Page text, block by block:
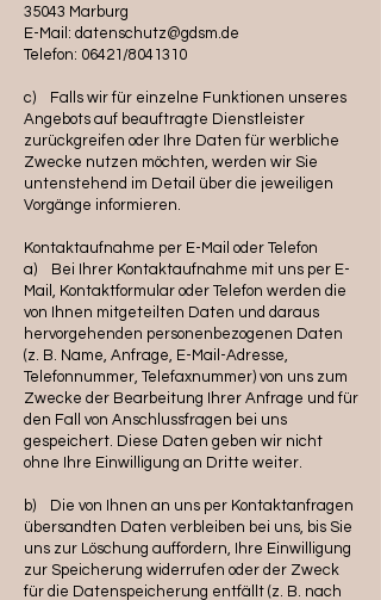
35043 Marburg
E-Mail: datenschutz@gdsm.de
Telefon: 06421/8041310
c) Falls wir für einzelne Funktionen unseres
Angebots auf beauftragte Dienstleister
zurückgreifen oder Ihre Daten für werbliche
Zwecke nutzen möchten, werden wir Sie
untenstehend im Detail über die jeweiligen
Vorgänge informieren.
Kontaktaufnahme per E-Mail oder Telefon
a) Bei Ihrer Kontaktaufnahme mit uns per E-
Mail, Kontaktformular oder Telefon werden die
von Ihnen mitgeteilten Daten und daraus
hervorgehenden personenbezogenen Daten
(z. B. Name, Anfrage, E-Mail-Adresse,
Telefonnummer, Telefaxnummer) von uns zum
Zwecke der Bearbeitung Ihrer Anfrage und für
den Fall von Anschlussfragen bei uns
gespeichert. Diese Daten geben wir nicht
ohne Ihre Einwilligung an Dritte weiter.
b) Die von Ihnen an uns per Kontaktanfragen
übersandten Daten verbleiben bei uns, bis Sie
uns zur Löschung auffordern, Ihre Einwilligung
zur Speicherung widerrufen oder der Zweck
für die Datenspeicherung entfällt (z. B. nach